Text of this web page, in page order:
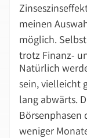
meinen
möglich.
trotz Finanz-
Natürlich
sein, vielleicht
lang abwärts.
Börsenphasen
weniger